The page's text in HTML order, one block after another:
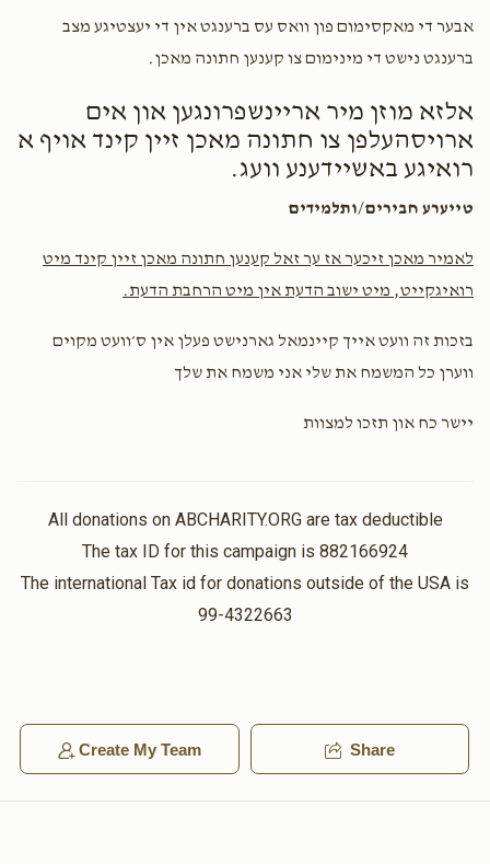
אבער די מאקסימום פון וואס עס ברענגט אין די יעצטיגע מצב
ברענגט נישט די מינימום צו קענען חתונה מאכן.
אלזא מוזן מיר אריינשפרונגען און אים
ארויסהעלפן צו חתונה מאכן זיין קינד אויף א
רואיגע באשיידענע וועג.
טייערע חבירים/ותלמידים
לאמיר מאכן זיכער אז ער זאל קענען חתונה מאכן זיין קינד מיט
רואיגקייט, מיט ישוב הדעת אין מיט הרחבת הדעת.
בזכות זה וועט אייך קיינמאל גארנישט פעלן אין ס׳וועט מקוים
ווערן כל המשמח את שלי אני משמח את שלך
יישר כח און תזכו למצוות
All donations on ABCHARITY.ORG are tax deductible
The tax ID for this campaign is 882166924
The international Tax id for donations outside of the USA is
99-4322663
Create My Team Share